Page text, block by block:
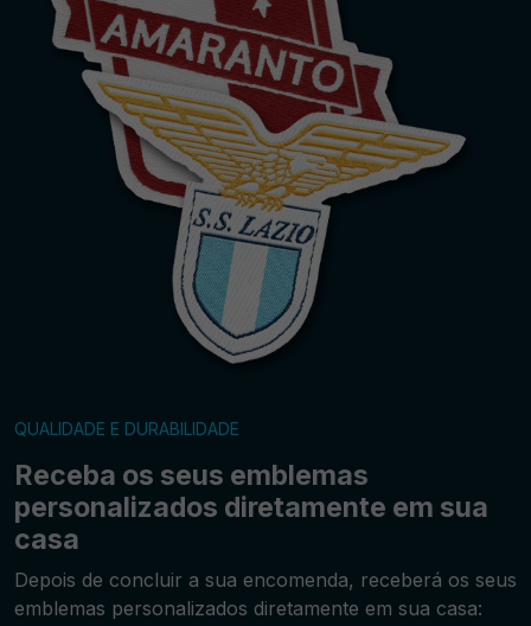
QUALIDADE E DURABILIDADE
Receba os seus emblemas
personalizados diretamente em sua
casa
Depois de concluir a sua encomenda, receberá os seus
emblemas personalizados diretamente em sua casa: